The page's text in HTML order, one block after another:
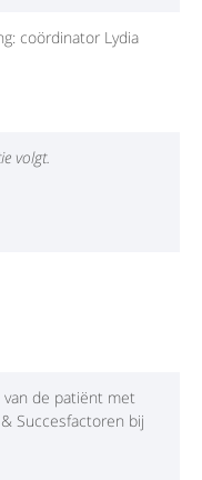
coördinator Lydia
volgt.
van de patiënt met
Succesfactoren bij